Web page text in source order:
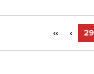
‹‹ ‹ 29